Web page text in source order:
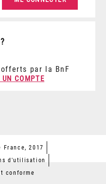
par la BnF
UN COMPTE
2017
d'utilisation
conforme